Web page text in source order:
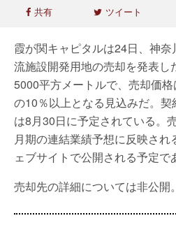
共有 ツイート
霞が関キャピタルは24日、神
流施設開発用地の売却を発表し
5000平方メートルで、売却価
の10％以上となる見込みだ。
は8月30日に予定されている。
月期の連結業績予想に反映さ
ェブサイトで公開される予定で
売却先の詳細については非公開。